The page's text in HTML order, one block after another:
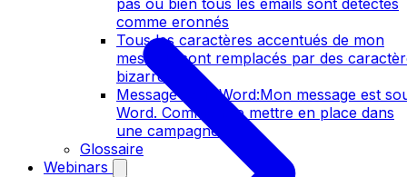
pas ou bien tous les emails sont détectés
comme eronnés
Tous les caractères accentués de mon
message sont remplacés par des
bizarres
Message sous Word:Mon message est
Word. Comment le mettre en place dans
une campagne ?
Glossaire
Webinars